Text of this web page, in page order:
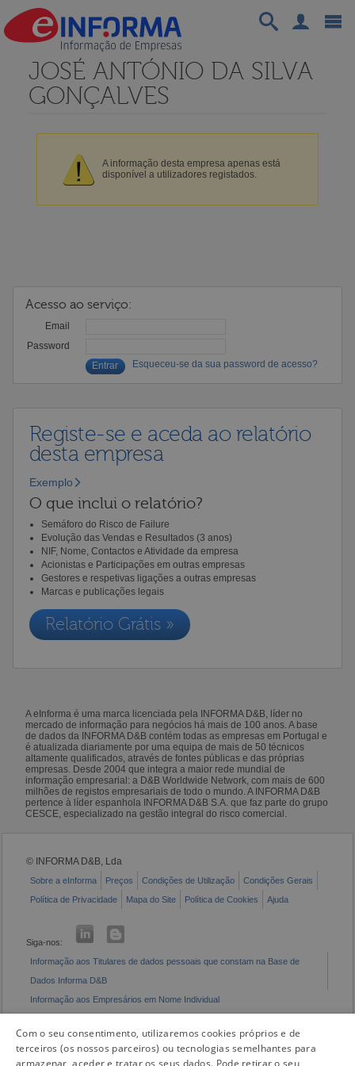
JOSÉ ANTÓNIO DA SILVA
GONÇALVES
A informação desta empresa apenas está
disponível a utilizadores registados.
Acesso ao serviço:
Email
Password
Esqueceu-se da sua password de acesso?
Registe-se e aceda ao relatório
desta empresa
Exemplo
O que inclui o relatório?
Semáforo do Risco de Failure
Evolução das Vendas e Resultados (3 anos)
NIF, Nome, Contactos e Atividade da empresa
Acionistas e Participações em outras empresas
Gestores e respetivas ligações a outras empresas
Marcas e publicações legais
Relatório Grátis »
A eInforma é uma marca licenciada pela INFORMA D&B, líder no
mercado de informação para negócios há mais de 100 anos. A base
de dados da INFORMA D&B contém todas as empresas em Portugal e
é atualizada diariamente por uma equipa de mais de 50 técnicos
altamente qualificados, através de fontes públicas e das próprias
empresas. Desde 2004 que integra a maior rede mundial de
informação empresarial: a D&B Worldwide Network, com mais de 600
milhões de registos empresariais de todo o mundo. A INFORMA D&B
pertence à líder espanhola INFORMA D&B S.A. que faz parte do grupo
CESCE, especializado na gestão integral do risco comercial.
© INFORMA D&B, Lda
Sobre a eInforma Preços Condições de Utilização
Condições Gerais
Política de Privacidade
Mapa do Site Política de Cookies Ajuda
Siga-nos:
Informação aos Titulares de dados pessoais que constam na Base de
Dados Informa D&B
Informação aos Empresários em Nome Individual
Com o seu consentimento, utilizaremos cookies próprios e de
terceiros (os nossos parceiros) ou tecnologias semelhantes para
armazenar, aceder e tratar os seus dados. Pode retirar o seu